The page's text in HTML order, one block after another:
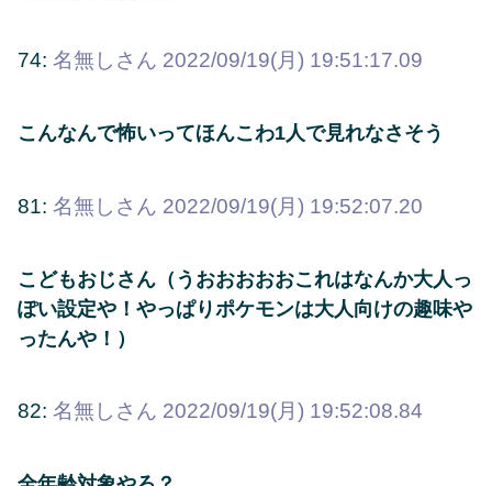
74: 名無しさん 2022/09/19(月) 19:51:17.09
こんなんで怖いってほんこわ1人で見れなさそう
81: 名無しさん 2022/09/19(月) 19:52:07.20
こどもおじさん（うおおおおおこれはなんか大人っ
ぽい設定や！やっぱりポケモンは大人向けの趣味や
ったんや！）
82: 名無しさん 2022/09/19(月) 19:52:08.84